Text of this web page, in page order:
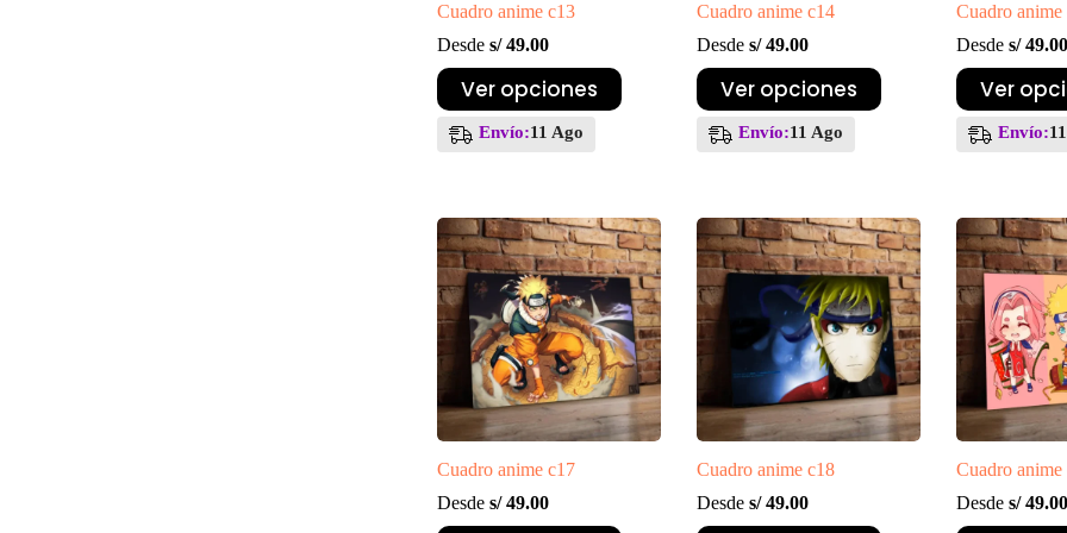
Cuadro anime c13
Desde s/49.00
Ver opciones
Este
producto
múltiples
se
pueden
elegir
en
la
página
de
producto
Envío:11 Ago
Cuadro anime c14
Desde s/49.00
Ver opciones
Este
producto
múltiples
se
pueden
elegir
en
la
página
de
producto
Envío:11 Ago
Cuadro anime
Desdes/49.00
Ver
Este
producto
múltiples
se
pueden
elegir
en
la
página
de
producto
Envío:
Cuadro anime c17
Desde s/49.00
Cuadro anime c18
Desde s/49.00
Cuadro anime
Desdes/49.00